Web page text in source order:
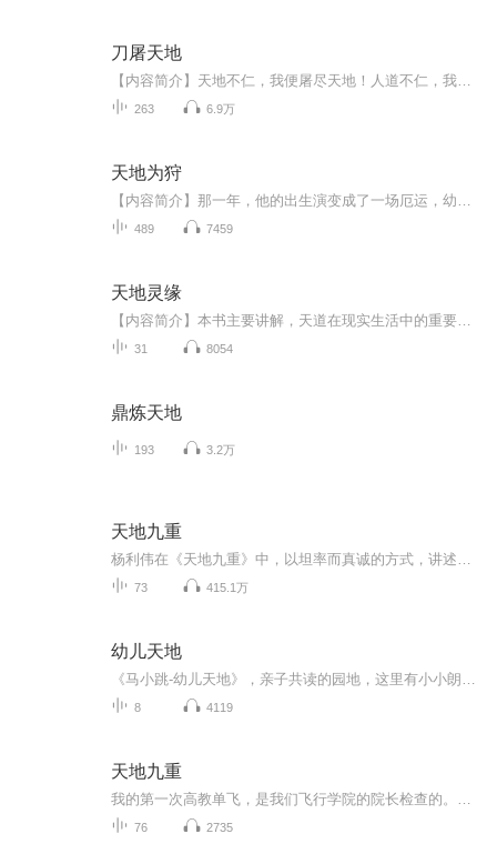
刀屠天地
263 6.9万
天地为狩
489 7459
天地灵缘
31 8054
鼎炼天地
193 3.2万
天地九重
73 415.1万
幼儿天地
8 4119
天地九重
76 2735